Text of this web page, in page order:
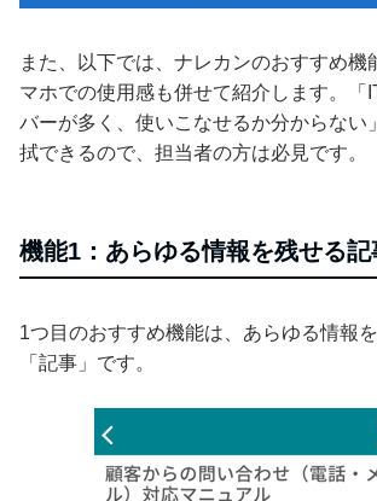
また、以下では、ナレカンのおすすめ機
マホでの使用感も併せて紹介します。「
バーが多く、使いこなせるか分からない
拭できるので、担当者の方は必見です。
機能1：あらゆる情報を残せる記
1つ目のおすすめ機能は、あらゆる情報
「記事」です。